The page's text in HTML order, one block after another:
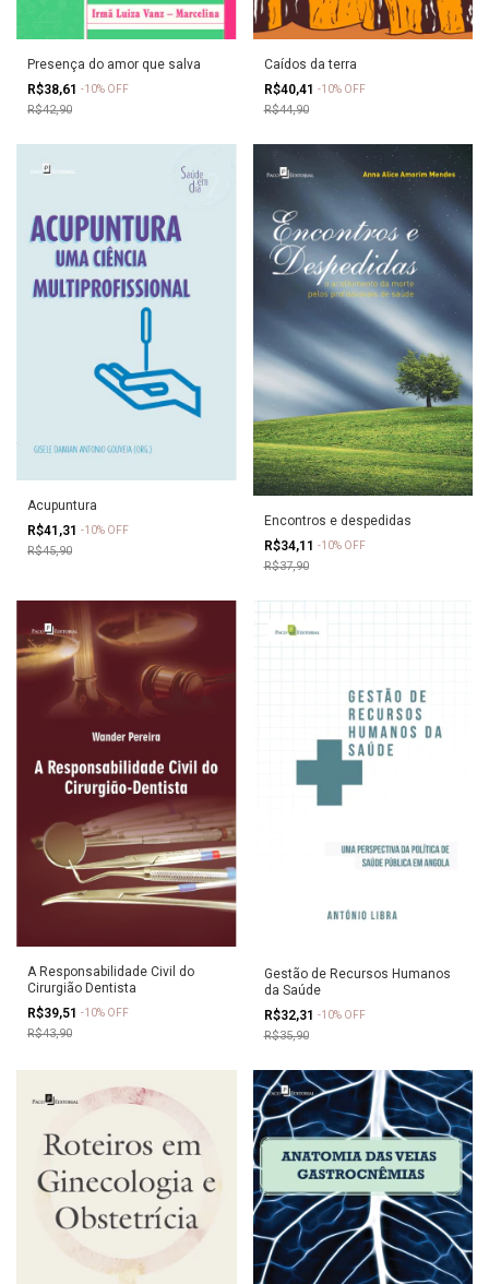
Presença do amor que salva
R$38,61 -10% OFF
R$42,90
Caídos da terra
R$40,41 -10% OFF
R$44,90
Acupuntura
R$41,31 -10% OFF
R$45,90
Encontros e despedidas
R$34,11 -10% OFF
R$37,90
A Responsabilidade Civil do
Cirurgião Dentista
R$39,51 -10% OFF
R$43,90
Gestão de Recursos Humanos
da Saúde
R$32,31 -10% OFF
R$35,90